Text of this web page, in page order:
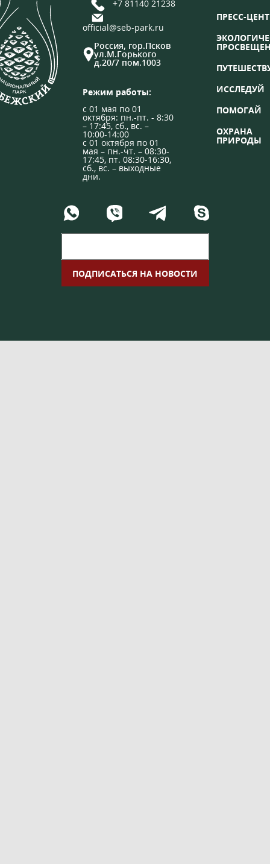
+7 81140 21238
official@seb-park.ru
Россия, гор.Псков
ул.М.Горького
д.20/7 пом.1003
Режим работы:
с 01 мая по 01
октября: пн.-пт. - 8:30
– 17:45, сб., вс. –
10:00-14:00
с 01 октября по 01
мая – пн.-чт. – 08:30-
17:45, пт. 08:30-16:30,
сб., вс. – выходные
дни.
ПРЕСС-
ИССЛЕДУЙ
ПОМОГАЙ
ОХРАНА
ПРИРОДЫ